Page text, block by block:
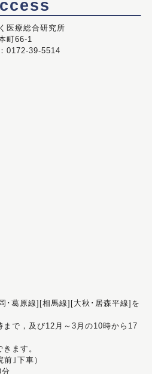
医療総合研究所
町66-1
0172-39-5514
･葛原線][相馬線][大秋･居森平線]を
で，及び12月～3月の10時から17
ます。
｣下車）